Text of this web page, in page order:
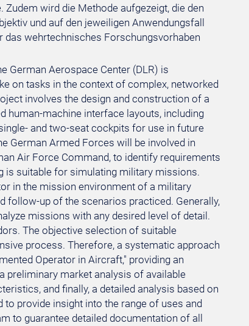
wird die Methode aufgezeigt, die den
und auf den jeweiligen Anwendungsfall
das wehrtechnisches Forschungsvorhaben
German Aerospace Center (DLR) is
on tasks in the context of complex, networked
involves the design and construction of a
human-machine interface layouts, including
and two-seat cockpits for use in future
German Armed Forces will be involved in
Air Force Command, to identify requirements
is suitable for simulating military missions.
in the mission environment of a military
follow-up of the scenarios practiced. Generally,
missions with any desired level of detail.
The objective selection of suitable
process. Therefore, a systematic approach
Operator in Aircraft," providing an
preliminary market analysis of available
and finally, a detailed analysis based on
provide insight into the range of uses and
to guarantee detailed documentation of all